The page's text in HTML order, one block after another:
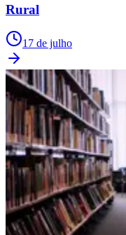
Rural
17 de julho